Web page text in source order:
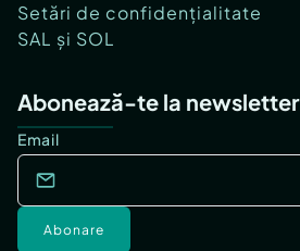
Setări de confidențialitate
SAL și SOL
Abonează-te la newsletter
Email
Abonare